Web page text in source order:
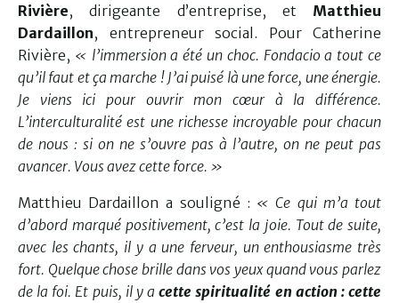
Rivière, dirigeante d’entreprise, et Matthieu
Dardaillon, entrepreneur social. Pour Catherine
Rivière, « l’immersion a été un choc. Fondacio a tout ce
qu’il faut et ça marche ! J’ai puisé là une force, une énergie.
Je viens ici pour ouvrir mon cœur à la différence.
L’interculturalité est une richesse incroyable pour chacun
de nous : si on ne s’ouvre pas à l’autre, on ne peut pas
avancer. Vous avez cette force. »
Matthieu Dardaillon a souligné : « Ce qui m’a tout
d’abord marqué positivement, c’est la joie. Tout de suite,
avec les chants, il y a une ferveur, un enthousiasme très
fort. Quelque chose brille dans vos yeux quand vous parlez
de la foi. Et puis, il y acette spiritualité en action : cette